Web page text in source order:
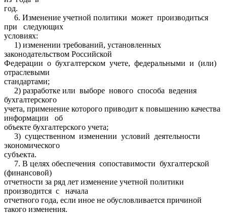
год.
6. Изменение учетной политики может производиться
при следующих
условиях:
1) изменении требований, установленных
законодательством Российской
Федерации о бухгалтерском учете, федеральными и (или)
отраслевыми
стандартами;
2) разработке или выборе нового способа ведения
бухгалтерского
учета, применение которого приводит к повышению качества
информации об
объекте бухгалтерского учета;
3) существенном изменении условий деятельности
экономического
субъекта.
7. В целях обеспечения сопоставимости бухгалтерской
(финансовой)
отчетности за ряд лет изменение учетной политики
производится с начала
отчетного года, если иное не обусловливается причиной
такого изменения.